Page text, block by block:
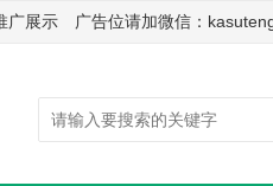
展示 广告位请加微信：